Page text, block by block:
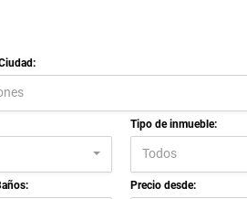
Tipo de inmueble:
Todos
Precio desde: